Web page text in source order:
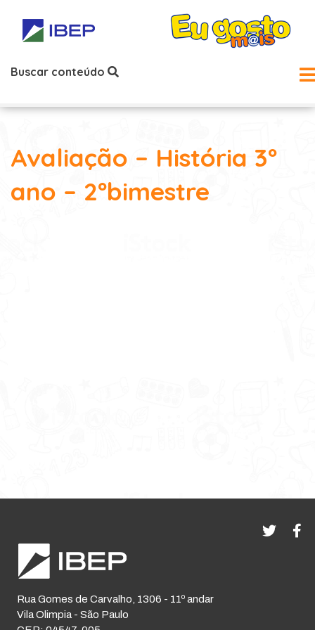
Buscar conteúdo
Avaliação – História 3º
ano – 2ºbimestre
Rua Gomes de Carvalho, 1306 - 11º andar
Vila Olimpia - São Paulo